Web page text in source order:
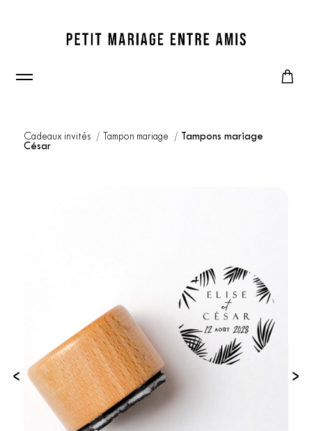
Cadeaux invités Tampon mariage
Tampons mariage
César
‹ ›